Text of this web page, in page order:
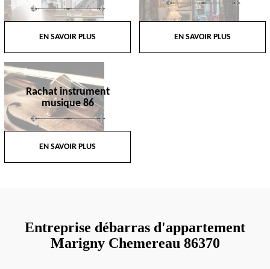
EN SAVOIR PLUS EN SAVOIR PLUS
Rachat instrument
musique 86
EN SAVOIR PLUS
Entreprise débarras d'appartement
Marigny Chemereau 86370